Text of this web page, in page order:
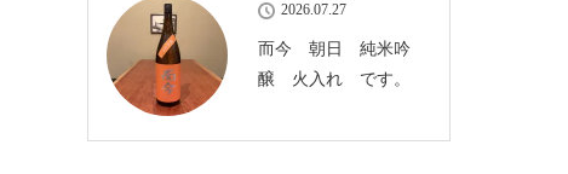
2026.07.27
而今 朝日 純米吟
醸 火入れ です。